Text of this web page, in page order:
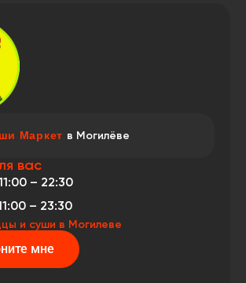
ши Маркет
ши Маркет
ши Маркет в Могилёве
вас
– 22:30
– 23:30
и суши в Могилеве
мне